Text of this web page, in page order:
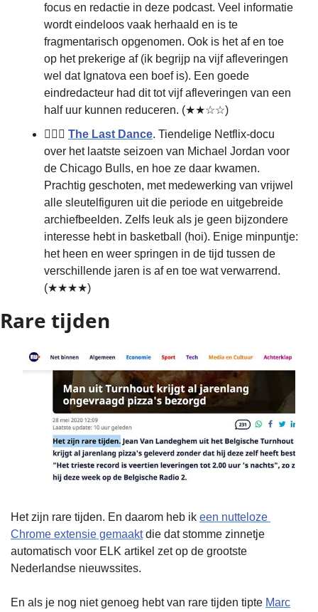
focus en redactie in deze podcast. Veel informatie
wordt eindeloos vaak herhaald en is te
fragmentarisch opgenomen. Ook is het af en toe
op het prekerige af (ik begrijp na vijf afleveringen
wel dat Ignatova een boef is). Een goede
eindredacteur had dit tot vijf afleveringen van een
half uur kunnen reduceren. (★★☆☆)
⛹🏿‍♂️ The Last Dance. Tiendelige Netflix-docu
over het laatste seizoen van Michael Jordan voor
de Chicago Bulls, en hoe ze daar kwamen.
Prachtig geschoten, met medewerking van vrijwel
alle sleutelfiguren uit die periode en uitgebreide
archiefbeelden. Zelfs leuk als je geen bijzondere
interesse hebt in basketball (hoi). Enige minpuntje:
het heen en weer springen in de tijd tussen de
verschillende jaren is af en toe wat verwarrend.
(★★★★)
Rare tijden
Het zijn rare tijden. En daarom heb ik een nutteloze
Chrome extensie gemaakt die dat stomme zinnetje
automatisch voor ELK artikel zet op de grootste
Nederlandse nieuwssites.
En als je nog niet genoeg hebt van rare tijden tipte Marc